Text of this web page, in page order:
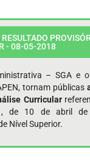
- 08-05-2018
– SGA e
tornam públicas
Curricular
de 10 de abril
Nível Superior.